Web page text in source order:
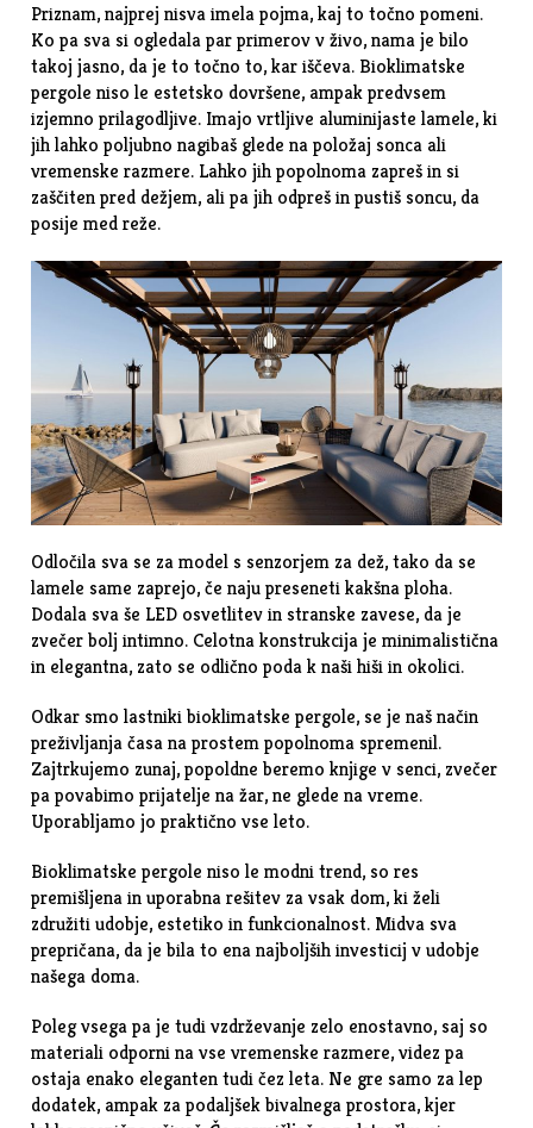
Priznam, najprej nisva imela pojma, kaj to točno pomeni.
Ko pa sva si ogledala par primerov v živo, nama je bilo
takoj jasno, da je to točno to, kar iščeva. Bioklimatske
pergole niso le estetsko dovršene, ampak predvsem
izjemno prilagodljive. Imajo vrtljive aluminijaste lamele, ki
jih lahko poljubno nagibaš glede na položaj sonca ali
vremenske razmere. Lahko jih popolnoma zapreš in si
zaščiten pred dežjem, ali pa jih odpreš in pustiš soncu, da
posije med reže.
Odločila sva se za model s senzorjem za dež, tako da se
lamele same zaprejo, če naju preseneti kakšna ploha.
Dodala sva še LED osvetlitev in stranske zavese, da je
zvečer bolj intimno. Celotna konstrukcija je minimalistična
in elegantna, zato se odlično poda k naši hiši in okolici.
Odkar smo lastniki bioklimatske pergole, se je naš način
preživljanja časa na prostem popolnoma spremenil.
Zajtrkujemo zunaj, popoldne beremo knjige v senci, zvečer
pa povabimo prijatelje na žar, ne glede na vreme.
Uporabljamo jo praktično vse leto.
Bioklimatske pergole niso le modni trend, so res
premišljena in uporabna rešitev za vsak dom, ki želi
združiti udobje, estetiko in funkcionalnost. Midva sva
prepričana, da je bila to ena najboljših investicij v udobje
našega doma.
Poleg vsega pa je tudi vzdrževanje zelo enostavno, saj so
materiali odporni na vse vremenske razmere, videz pa
ostaja enako eleganten tudi čez leta. Ne gre samo za lep
dodatek, ampak za podaljšek bivalnega prostora, kjer